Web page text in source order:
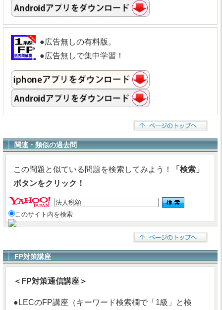
●広告無しの有料版。
●広告無しで集中学習！
関連・類似の過去問
この問題と似ている問題を検索してみよう！
「検索」
ボタンをクリック！
このサイト内を検索
FP対策講座
＜FP対策通信講座＞
●LECのFP講座（キーワード検索欄で「1級」と検